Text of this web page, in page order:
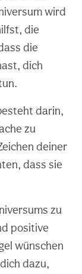
wird
die
die
dich
darin,
zu
deiner
dass sie
zu
positive
wünschen
dazu,